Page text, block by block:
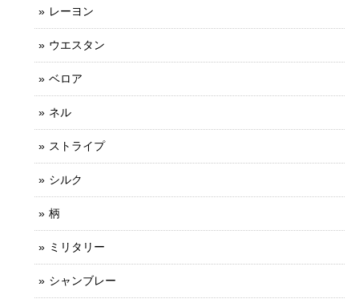
レーヨン
ウエスタン
ベロア
ネル
ストライプ
シルク
柄
ミリタリー
シャンブレー